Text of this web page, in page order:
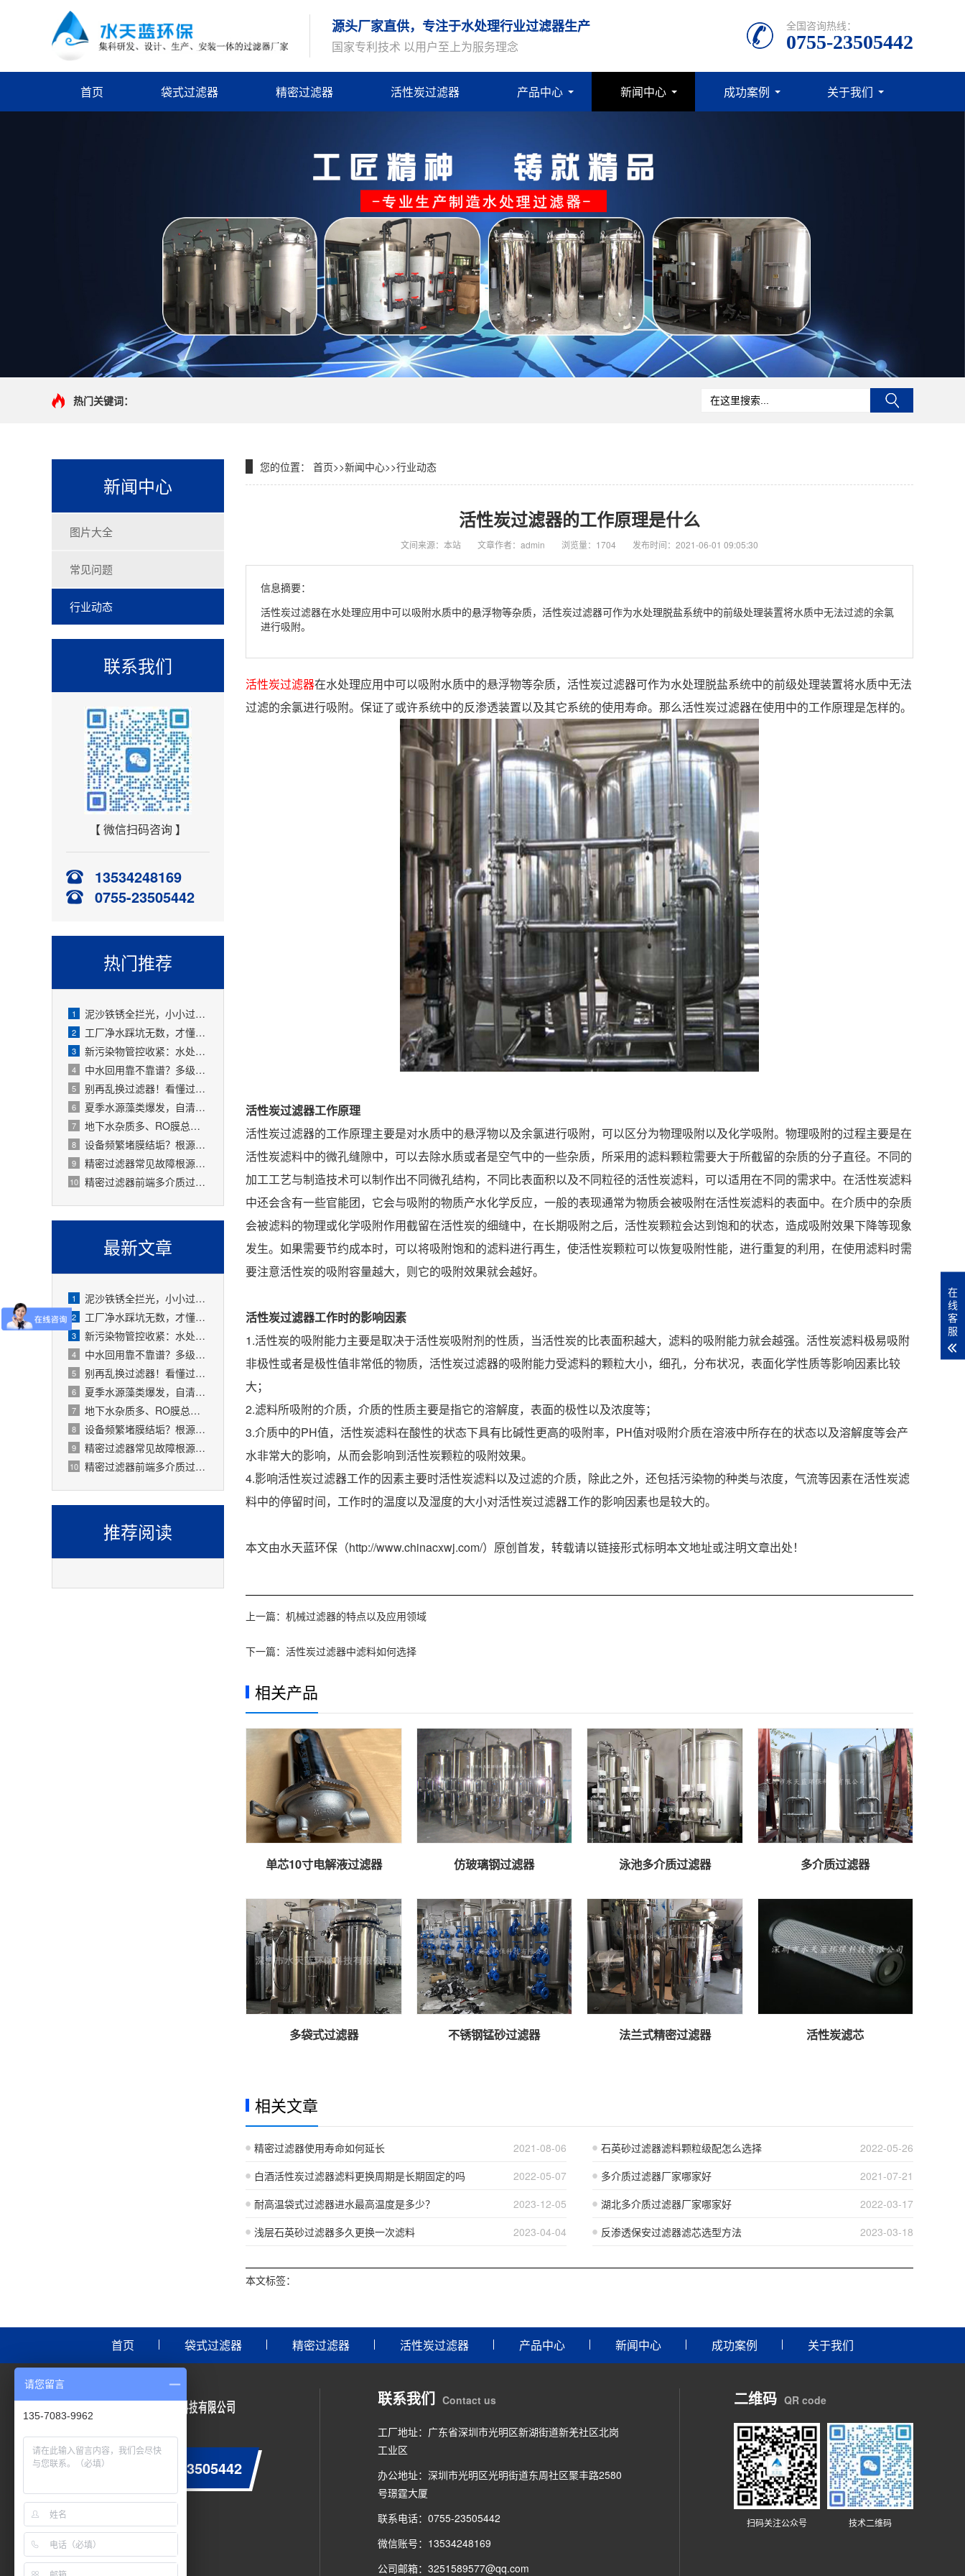
源头厂家直供，专注于水处理行业过滤器生产
国家专利技术 以用户至上为服务理念
全国咨询热线：
0755-23505442
首页 袋式过滤器 精密过滤器 活性炭过滤器 产品中心 新闻中心 成功案例 关于我们
热门关键词：
新闻中心
图片大全
常见问题
行业动态
联系我们
【 微信扫码咨询 】
13534248169
0755-23505442
热门推荐
1 泥沙铁锈全拦光，小小过滤器拯救整套水处理设备
2 工厂净水踩坑无数，才懂过滤器是整套工艺的地基
3 新污染物管控收紧：水处理精密过滤器可截留微塑料、微量有害物质
4 中水回用靠不靠谱？多级过滤器层层过滤，出水达标可循环
5 别再乱换过滤器！看懂过滤精度，水处理过滤器少花冤枉钱
6 夏季水源藻类爆发，自清洗过滤器搞定原水预处理难题
7 地下水杂质多、RO膜总报废！一支滤芯过滤器就能大幅延寿
8 设备频繁堵膜结垢？根源就是前置水处理过滤器没配对
9 精密过滤器常见故障根源有哪些？
10 精密过滤器前端多介质过滤失效会怎样？
最新文章
1 泥沙铁锈全拦光，小小过滤器拯救整套水处理设备
2 工厂净水踩坑无数，才懂过滤器是整套工艺的地基
3 新污染物管控收紧：水处理精密过滤器可截留微塑料、微量有害物质
4 中水回用靠不靠谱？多级过滤器层层过滤，出水达标可循环
5 别再乱换过滤器！看懂过滤精度，水处理过滤器少花冤枉钱
6 夏季水源藻类爆发，自清洗过滤器搞定原水预处理难题
7 地下水杂质多、RO膜总报废！一支滤芯过滤器就能大幅延寿
8 设备频繁堵膜结垢？根源就是前置水处理过滤器没配对
9 精密过滤器常见故障根源有哪些？
10 精密过滤器前端多介质过滤失效会怎样？
推荐阅读
您的位置： 首页>>新闻中心>>行业动态
活性炭过滤器的工作原理是什么
文间来源：本站 文章作者：admin 浏览量：1704 发布时间：2021-06-01 09:05:30
信息摘要：
活性炭过滤器在水处理应用中可以吸附水质中的悬浮物等杂质，活性炭过滤器可作为水处理脱盐系统中的前级处理装置将水质中无法过滤的余氯
进行吸附。
活性炭过滤器在水处理应用中可以吸附水质中的悬浮物等杂质，活性炭过滤器可作为水处理脱盐系统中的前级处理装置将水质中无法
过滤的余氯进行吸附。保证了或许系统中的反渗透装置以及其它系统的使用寿命。那么活性炭过滤器在使用中的工作原理是怎样的。
活性炭过滤器工作原理
活性炭过滤器的工作原理主要是对水质中的悬浮物以及余氯进行吸附，可以区分为物理吸附以及化学吸附。物理吸附的过程主要是在
活性炭滤料中的微孔缝隙中，可以去除水质或者是空气中的一些杂质，所采用的滤料颗粒需要大于所截留的杂质的分子直径。不同的
加工工艺与制造技术可以制作出不同微孔结构，不同比表面积以及不同粒径的活性炭滤料，可以适用在不同的需求中。在活性炭滤料
中还会含有一些官能团，它会与吸附的物质产水化学反应，一般的表现通常为物质会被吸附在活性炭滤料的表面中。在介质中的杂质
会被滤料的物理或化学吸附作用截留在活性炭的细缝中，在长期吸附之后，活性炭颗粒会达到饱和的状态，造成吸附效果下降等现象
发生。如果需要节约成本时，可以将吸附饱和的滤料进行再生，使活性炭颗粒可以恢复吸附性能，进行重复的利用，在使用滤料时需
要注意活性炭的吸附容量越大，则它的吸附效果就会越好。
活性炭过滤器工作时的影响因素
1.活性炭的吸附能力主要是取决于活性炭吸附剂的性质，当活性炭的比表面积越大，滤料的吸附能力就会越强。活性炭滤料极易吸附
非极性或者是极性值非常低的物质，活性炭过滤器的吸附能力受滤料的颗粒大小，细孔，分布状况，表面化学性质等影响因素比较
大；
2.滤料所吸附的介质，介质的性质主要是指它的溶解度，表面的极性以及浓度等；
3.介质中的PH值，活性炭滤料在酸性的状态下具有比碱性更高的吸附率，PH值对吸附介质在溶液中所存在的状态以及溶解度等会产
水非常大的影响，从而会影响到活性炭颗粒的吸附效果。
4.影响活性炭过滤器工作的因素主要时活性炭滤料以及过滤的介质，除此之外，还包括污染物的种类与浓度，气流等因素在活性炭滤
料中的停留时间，工作时的温度以及湿度的大小对活性炭过滤器工作的影响因素也是较大的。
本文由水天蓝环保（http://www.chinacxwj.com/）原创首发，转载请以链接形式标明本文地址或注明文章出处！
上一篇： 机械过滤器的特点以及应用领域
下一篇： 活性炭过滤器中滤料如何选择
相关产品
单芯10寸电解液过滤器 仿玻璃钢过滤器 泳池多介质过滤器 多介质过滤器
多袋式过滤器 不锈钢锰砂过滤器 法兰式精密过滤器 活性炭滤芯
相关文章
2021-08-06
精密过滤器使用寿命如何延长 2022-05-26
石英砂过滤器滤料颗粒级配怎么选择
2022-05-07
白酒活性炭过滤器滤料更换周期是长期固定的吗 2021-07-21
多介质过滤器厂家哪家好
2023-12-05
耐高温袋式过滤器进水最高温度是多少？ 2022-03-17
湖北多介质过滤器厂家哪家好
2023-04-04
浅层石英砂过滤器多久更换一次滤料 2023-03-18
反渗透保安过滤器滤芯选型方法
本文标签：
首页 袋式过滤器 精密过滤器 活性炭过滤器 产品中心 新闻中心 成功案例 关于我们
咨询服务热线： 0755-23505442
联系我们 Contact us
工厂地址：广东省深圳市光明区新湖街道新羌社区北岗
工业区
办公地址：深圳市光明区光明街道东周社区聚丰路2580
号璟霆大厦
联系电话：0755-23505442
微信账号：13534248169
公司邮箱：3251589577@qq.com
二维码 QR code
扫码关注公众号 技术二维码
在
线
客
服
请您留言
135-7083-9962